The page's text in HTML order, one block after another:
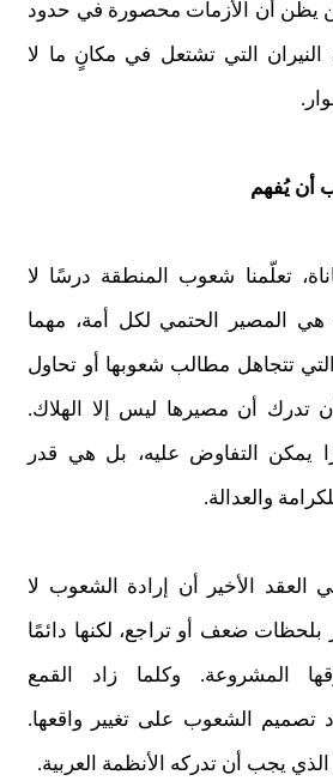
يظن أن الأزمات محصورة في حدود
التي تشتعل في مكانٍ ما لا
أن يُفهم
تعلّمنا شعوب المنطقة درسًا لا
هي المصير الحتمي لكل أمة، مهما
تتجاهل مطالب شعوبها أو تحاول
تدرك أن مصيرها ليس إلا الهلاك.
يمكن التفاوض عليه، بل هي قدر
والعدالة.
العقد الأخير أن إرادة الشعوب لا
ضعف أو تراجع، لكنها دائمًا
المشروعة. وكلما زاد القمع
تصميم الشعوب على تغيير واقعها.
يجب أن تدركه الأنظمة العربية.